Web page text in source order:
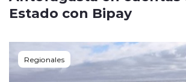
Estado con Bipay
Regionales